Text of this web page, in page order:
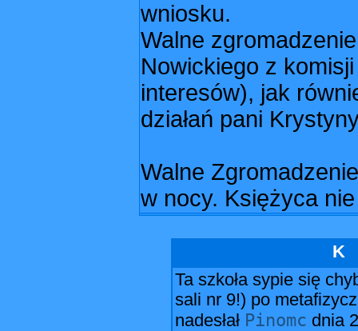
wniosku.
Walne
Nowickiego z
interesów), jak
działań pani
Walne
w nocy. Księżyca nie
K
Ta szkoła sypie się
sali nr 9!) po
nadesłał Pinomc dnia